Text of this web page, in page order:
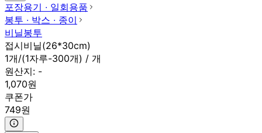
포장용기 ∙ 일회용품
봉투 ∙ 박스 ∙ 종이
비닐봉투
접시비닐(26*30cm)
1개/(1자루-300개) / 개
원산지: -
1,070원
쿠폰가
749원